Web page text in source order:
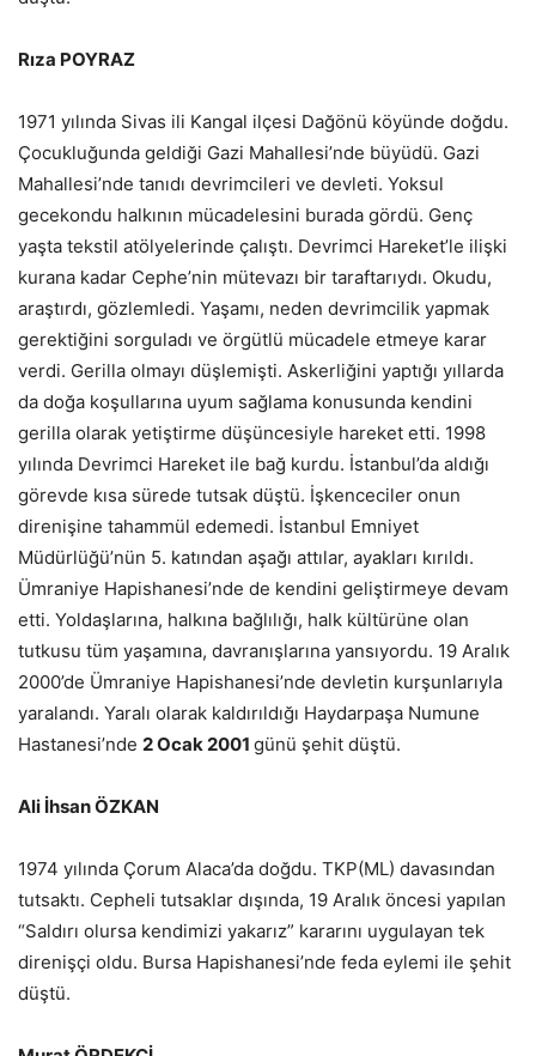
Rıza POYRAZ
1971 yılında Sivas ili Kangal ilçesi Dağönü köyünde doğdu.
Çocukluğunda geldiği Gazi Mahallesi’nde büyüdü. Gazi
Mahallesi’nde tanıdı devrimcileri ve devleti. Yoksul
gecekondu halkının mücadelesini burada gördü. Genç
yaşta tekstil atölyelerinde çalıştı. Devrimci Hareket’le ilişki
kurana kadar Cephe’nin mütevazı bir taraftarıydı. Okudu,
araştırdı, gözlemledi. Yaşamı, neden devrimcilik yapmak
gerektiğini sorguladı ve örgütlü mücadele etmeye karar
verdi. Gerilla olmayı düşlemişti. Askerliğini yaptığı yıllarda
da doğa koşullarına uyum sağlama konusunda kendini
gerilla olarak yetiştirme düşüncesiyle hareket etti. 1998
yılında Devrimci Hareket ile bağ kurdu. İstanbul’da aldığı
görevde kısa sürede tutsak düştü. İşkenceciler onun
direnişine tahammül edemedi. İstanbul Emniyet
Müdürlüğü’nün 5. katından aşağı attılar, ayakları kırıldı.
Ümraniye Hapishanesi’nde de kendini geliştirmeye devam
etti. Yoldaşlarına, halkına bağlılığı, halk kültürüne olan
tutkusu tüm yaşamına, davranışlarına yansıyordu. 19 Aralık
2000’de Ümraniye Hapishanesi’nde devletin kurşunlarıyla
yaralandı. Yaralı olarak kaldırıldığı Haydarpaşa Numune
Hastanesi’nde 2 Ocak 2001 günü şehit düştü.
Ali İhsan ÖZKAN
1974 yılında Çorum Alaca’da doğdu. TKP(ML) davasından
tutsaktı. Cepheli tutsaklar dışında, 19 Aralık öncesi yapılan
“Saldırı olursa kendimizi yakarız” kararını uygulayan tek
direnişçi oldu. Bursa Hapishanesi’nde feda eylemi ile şehit
düştü.